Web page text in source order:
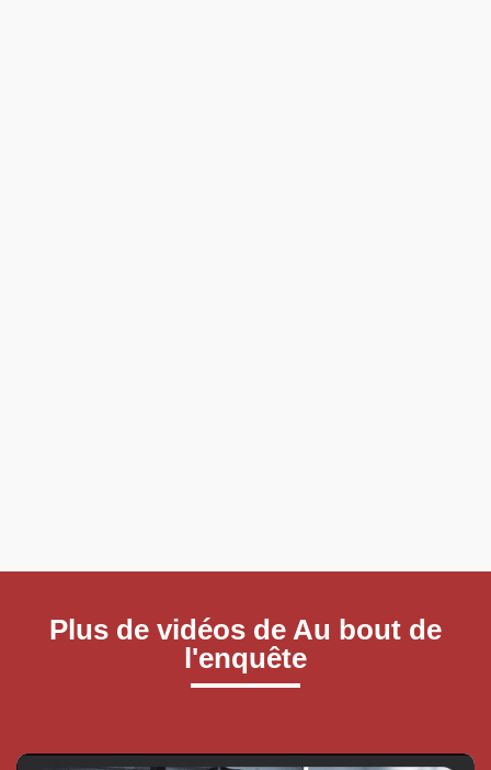
Plus de vidéos de Au bout de
l'enquête